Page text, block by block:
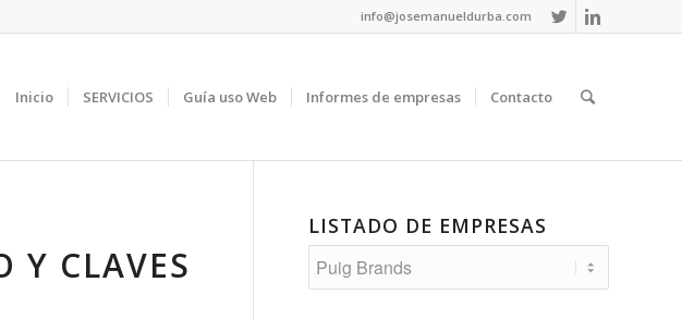
info@josemanueldurba.com
Inicio SERVICIOS Guía uso Web Informes de empresas Contacto
Y CLAVES
LISTADO DE EMPRESAS
Listado
de